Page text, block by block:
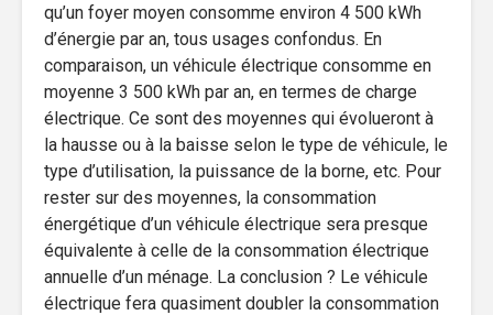
qu’un foyer moyen consomme environ 4 500 kWh
d’énergie par an, tous usages confondus. En
comparaison, un véhicule électrique consomme en
moyenne 3 500 kWh par an, en termes de charge
électrique. Ce sont des moyennes qui évolueront à
la hausse ou à la baisse selon le type de véhicule, le
type d’utilisation, la puissance de la borne, etc. Pour
rester sur des moyennes, la consommation
énergétique d’un véhicule électrique sera presque
équivalente à celle de la consommation électrique
annuelle d’un ménage. La conclusion ? Le véhicule
électrique fera quasiment doubler la consommation